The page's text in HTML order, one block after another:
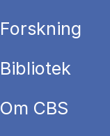
Forskning
Bibliotek
Om CBS